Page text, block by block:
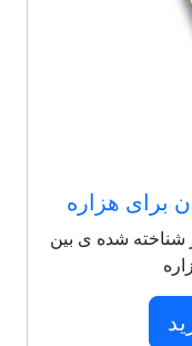
برای هزاره
نظیر از 125 شاعر شناخته شده ی بین